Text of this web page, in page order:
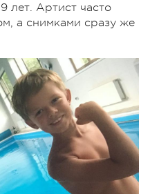
лет. Артист часто
а снимками сразу же